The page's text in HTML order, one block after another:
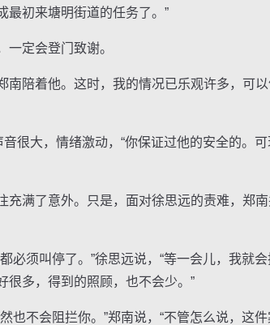
最初来塘明街道的任务了。”
定会登门致谢。
陪着他。这时，我的情况已乐观许多，可以
大，情绪激动，“你保证过他的安全的。可
满了意外。只是，面对徐思远的责难，郑
须叫停了。”徐思远说，“等一会儿，我就
很多，得到的照顾，也不会少。”
不会阻拦你。”郑南说，“不管怎么说，这